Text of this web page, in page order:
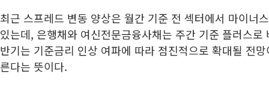
최근 스프레드 변동 양상은 월간 기준 전 섹터에서 마이너
있는데, 은행채와 여신전문금융사채는 주간 기준 플러스
반기는 기준금리 인상 여파에 따라 점진적으로 확대될 전
른다는 뜻이다.